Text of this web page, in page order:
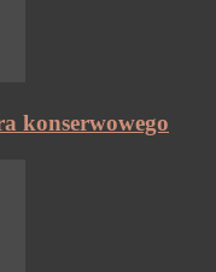
konserwowego